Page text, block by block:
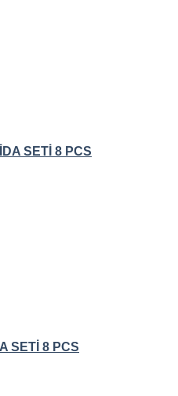
SETİ 8 PCS